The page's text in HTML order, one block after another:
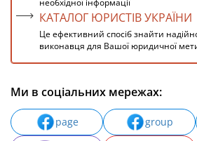
необхідної інформації
КАТАЛОГ ЮРИСТІВ УКРАЇНИ
Це ефективний спосіб знайти
виконавця для Вашої юридичної
Ми в соціальних мережах:
page group